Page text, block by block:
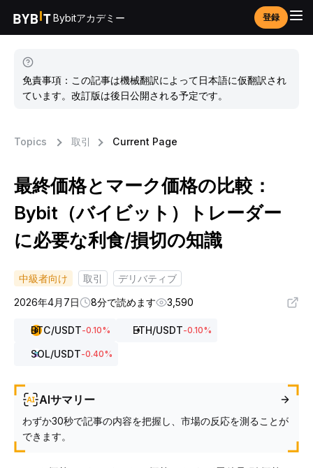
Bybitアカデミー 登録
免責事項：この記事は機械翻訳によって日本語に仮翻訳され
ています。改訂版は後日公開される予定です。
Topics 取引 Current Page
最終価格とマーク価格の比較：
Bybit（バイビット）トレーダー
に必要な利食/損切の知識
中級者向け 取引
デリバティブ
2026年4月7日
8分で読めます 3,590
BTC/USDT-0.10% ETH/USDT-0.10%
SOL/USDT-0.40%
AIサマリー
わずか30秒で記事の内容を把握し、市場の反応を測ることが
できます。